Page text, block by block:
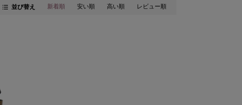
並び替え 新着順 安い順 高い順 レビュー順